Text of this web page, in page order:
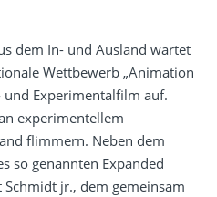
dem In- und Ausland wartet
Wettbewerb „Animation
Experimentalfilm auf.
experimentellem
flimmern. Neben dem
so genannten Expanded
Schmidt jr., dem gemeinsam